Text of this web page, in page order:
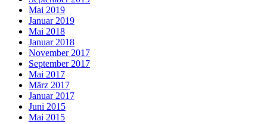
Mai 2019
Januar 2019
Mai 2018
Januar 2018
November 2017
September 2017
Mai 2017
März 2017
Januar 2017
Juni 2015
Mai 2015